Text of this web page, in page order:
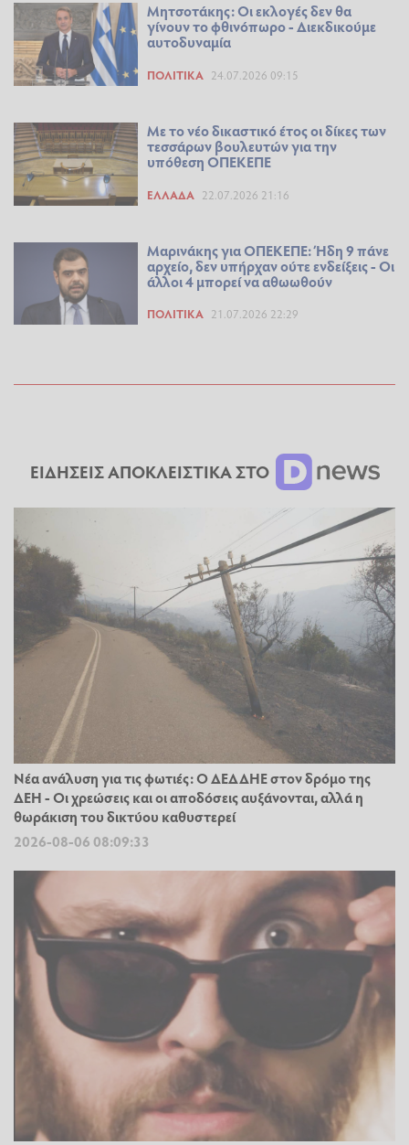
Μητσοτάκης: Οι εκλογές δεν θα
γίνουν το φθινόπωρο - Διεκδικούμε
αυτοδυναμία
ΠΟΛΙΤΙΚΆ 24.07.2026 09:15
Με το νέο δικαστικό έτος οι δίκες των
τεσσάρων βουλευτών για την
υπόθεση ΟΠΕΚΕΠΕ
ΕΛΛΆΔΑ 22.07.2026 21:16
Μαρινάκης για ΟΠΕΚΕΠΕ: Ήδη 9 πάνε
αρχείο, δεν υπήρχαν ούτε ενδείξεις - Οι
άλλοι 4 μπορεί να αθωωθούν
ΠΟΛΙΤΙΚΆ 21.07.2026 22:29
ΕΙΔΗΣΕΙΣ ΑΠΟΚΛΕΙΣΤΙΚΑ ΣΤΟ
Νέα ανάλυση για τις φωτιές: Ο ΔΕΔΔΗΕ στον δρόμο της
ΔΕΗ - Οι χρεώσεις και οι αποδόσεις αυξάνονται, αλλά η
θωράκιση του δικτύου καθυστερεί
2026-08-06 08:09:33